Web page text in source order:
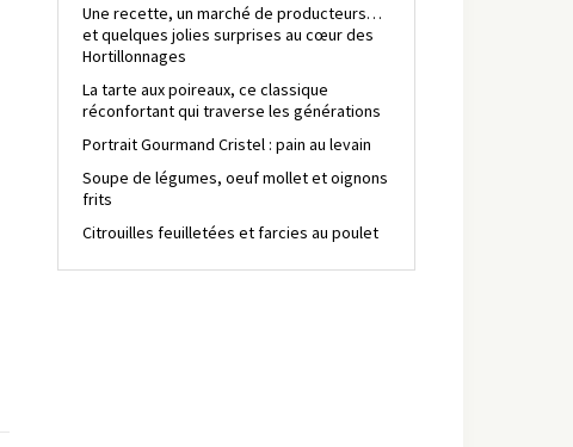
Une recette, un marché de producteurs…
et quelques jolies surprises au cœur des
Hortillonnages
La tarte aux poireaux, ce classique
réconfortant qui traverse les générations
Portrait Gourmand Cristel : pain au levain
Soupe de légumes, oeuf mollet et oignons
frits
Citrouilles feuilletées et farcies au poulet